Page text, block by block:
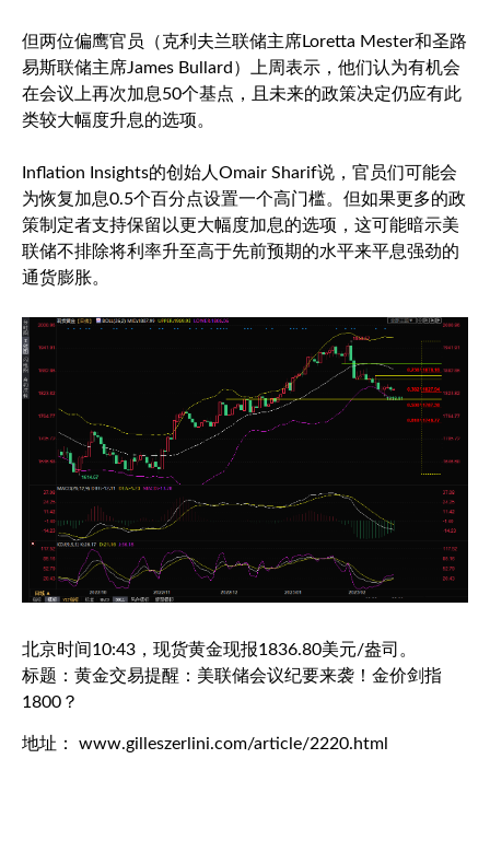
但两位偏鹰官员（克利夫兰联储主席Loretta Mester和圣路
易斯联储主席James Bullard）上周表示，他们认为有机会
在会议上再次加息50个基点，且未来的政策决定仍应有此
类较大幅度升息的选项。
Inflation Insights的创始人Omair Sharif说，官员们可能会
为恢复加息0.5个百分点设置一个高门槛。但如果更多的政
策制定者支持保留以更大幅度加息的选项，这可能暗示美
联储不排除将利率升至高于先前预期的水平来平息强劲的
通货膨胀。
北京时间10:43， 现货黄金现报1836.80美元/盎司。
标题：黄金交易提醒：美联储会议纪要来袭！金价剑指
1800？
地址： www.gilleszerlini.com/article/2220.html